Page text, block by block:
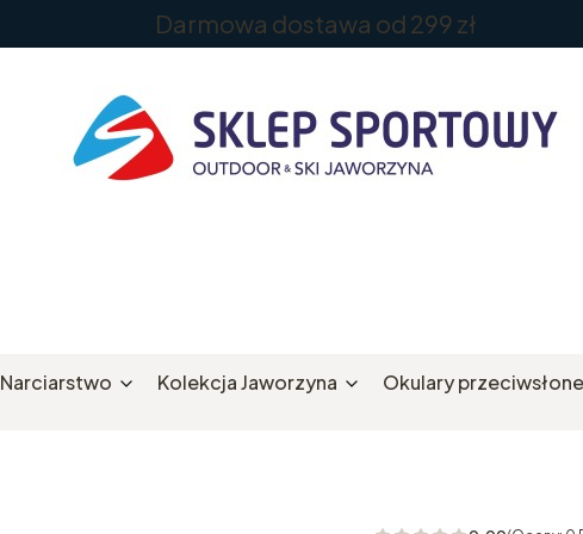
Darmowa dostawa od 299 zł
Narciarstwo Kolekcja Jaworzyna Okulary